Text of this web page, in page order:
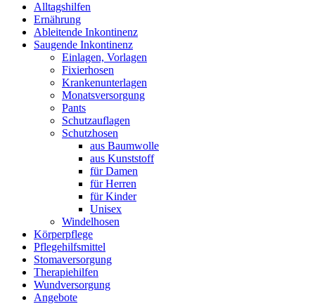
Alltagshilfen
Ernährung
Ableitende Inkontinenz
Saugende Inkontinenz
Einlagen, Vorlagen
Fixierhosen
Krankenunterlagen
Monatsversorgung
Pants
Schutzauflagen
Schutzhosen
aus Baumwolle
aus Kunststoff
für Damen
für Herren
für Kinder
Unisex
Windelhosen
Körperpflege
Pflegehilfsmittel
Stomaversorgung
Therapiehilfen
Wundversorgung
Angebote